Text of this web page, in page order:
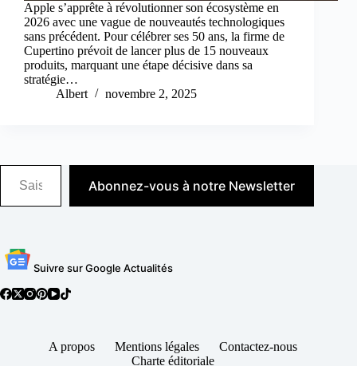
Apple s’apprête à révolutionner son écosystème en
2026 avec une vague de nouveautés technologiques
sans précédent. Pour célébrer ses 50 ans, la firme de
Cupertino prévoit de lancer plus de 15 nouveaux
produits, marquant une étape décisive dans sa
stratégie…
Albert
novembre 2, 2025
Saisissez votre adresse e-mail…
Abonnez-vous à notre Newsletter
Suivre sur Google Actualités
A propos Mentions légales
Contactez-nous
Charte éditoriale